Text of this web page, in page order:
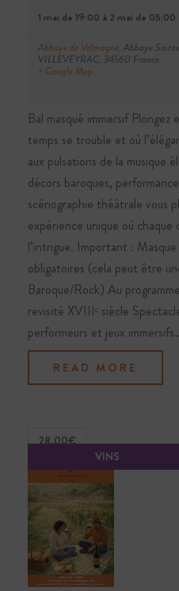
1 mai de 19:00 à 2 mai de 05:00
Abbaye de Valmagne Abbaye
VILLEVEYRAC 34560 France
+ Google Map
Bal masqué immersif Plongez
temps se trouble et où
aux pulsations de la musique
décors baroques,
scénographie théâtrale vous
expérience unique où
l’intrigue. Important :
obligatoires (cela peut être
Baroque/Rock) Au
revisité XVIIIᵉ siècle
performeurs et jeux
READ MORE
28.00€